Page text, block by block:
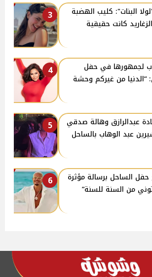
3
البنات": كليب الهضبة
كانت حقيقية
4
لجمهورها في حفل
“الدنيا من غيركم وحشة
5
عبدالرازق وهالة صدقي
عبد الوهاب بالساحل
6
الساحل برسالة مؤثرة
من السنة للسنة”